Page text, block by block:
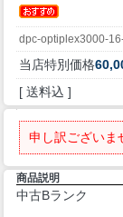
dpc-optiplex3000-
当店特別価格
[ 送料込 ]
申し訳ございま
商品説明
中古Bランク